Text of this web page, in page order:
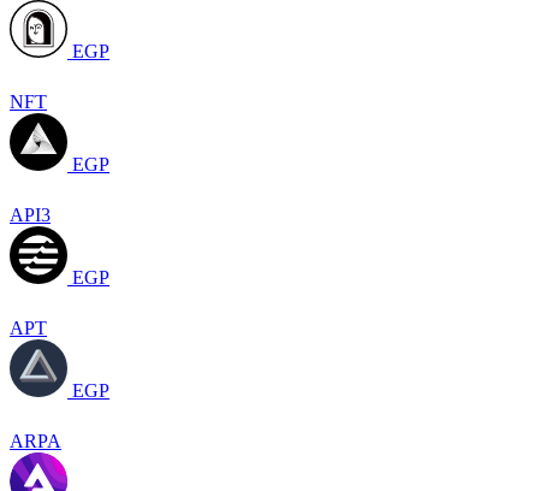
EGP
NFT
EGP
API3
EGP
APT
EGP
ARPA